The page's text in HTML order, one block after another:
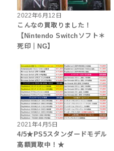
2022年6月12日
こんなの買取りました！
【Nintendo Switchソフト＊
死印｜NG】
2021年4月5日
4/5★PS5スタンダードモデル
高額買取中！★